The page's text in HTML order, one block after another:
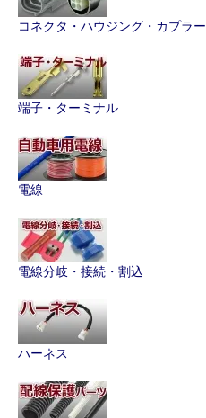
コネクタ・ハウジング・カプラー
端子・ターミナル
電線
電線分岐・接続・割込
ハーネス